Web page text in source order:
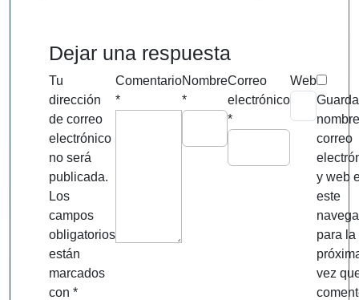
Dejar una respuesta
Tu
dirección
de correo
electrónico
no será
publicada.
Los
campos
obligatorios
están
marcados
con *
Comentario
*
Nombre
*
Correo
electrónico
*
Web
correo
y web
este
para la
vez